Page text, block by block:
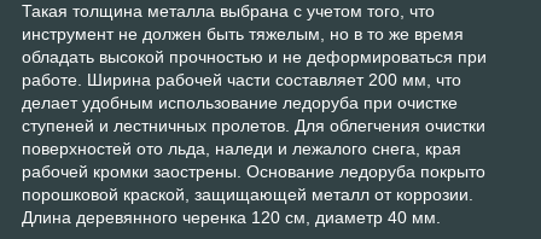
Такая толщина металла выбрана с учетом того, что
инструмент не должен быть тяжелым, но в то же время
обладать высокой прочностью и не деформироваться при
работе. Ширина рабочей части составляет 200 мм, что
делает удобным использование ледоруба при очистке
ступеней и лестничных пролетов. Для облегчения очистки
поверхностей ото льда, наледи и лежалого снега, края
рабочей кромки заострены. Основание ледоруба покрыто
порошковой краской, защищающей металл от коррозии.
Длина деревянного черенка 120 см, диаметр 40 мм.